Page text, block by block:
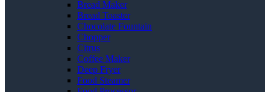
Bread Maker
Bread Toaster
Chocolate Fountain
Chopper
Citrus
Coffee Maker
Deep Fryer
Food Steamer